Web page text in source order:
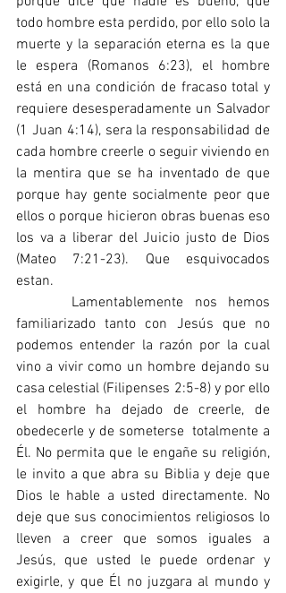
todo hombre esta perdido, por ello solo la
muerte y la separación eterna es la que
le espera (Romanos 6:23), el hombre
está en una condición de fracaso total y
requiere desesperadamente un Salvador
(1 Juan 4:14), sera la responsabilidad de
cada hombre creerle o seguir viviendo en
la mentira que se ha inventado de que
porque hay gente socialmente peor que
ellos o porque hicieron obras buenas eso
los va a liberar del Juicio justo de Dios
(Mateo 7:21-23). Que esquivocados
estan.
familiarizado tanto con Jesús que no
podemos entender la razón por la cual
vino a vivir como un hombre dejando su
casa celestial (Filipenses 2:5-8) y por ello
el hombre ha dejado de creerle, de
obedecerle y de someterse  totalmente a
Él. No permita que le engañe su religión,
le invito a que abra su Biblia y deje que
Dios le hable a usted directamente. No
deje que sus conocimientos religiosos lo
lleven a creer que somos iguales a
Jesús, que usted le puede ordenar y
exigirle, y que Él no juzgara al mundo y